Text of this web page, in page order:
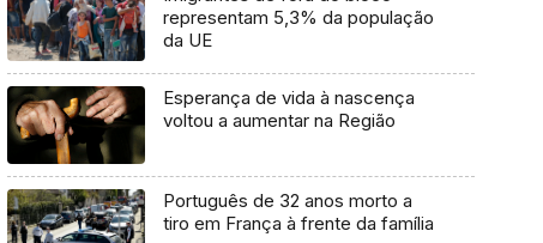
representam 5,3% da população
da UE
Esperança de vida à nascença
voltou a aumentar na Região
Português de 32 anos morto a
tiro em França à frente da família